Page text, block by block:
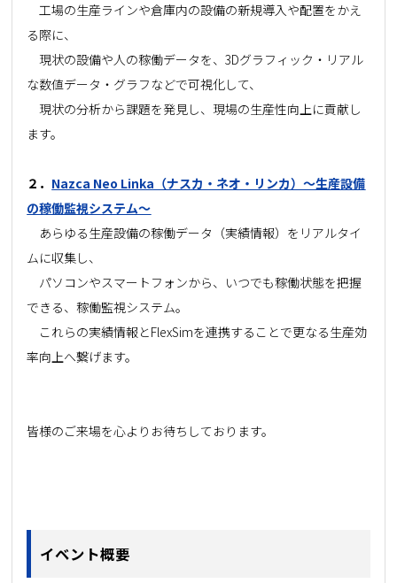
工場の生産ラインや倉庫内の設備の新規導入や配置をかえ
る際に、
現状の設備や人の稼働データを、3Dグラフィック・リアル
な数値データ・グラフなどで可視化して、
現状の分析から課題を発見し、現場の生産性向上に貢献し
ます。
２． Nazca Neo Linka（ナスカ・ネオ・リンカ）～生産設備
の稼働監視システム～
あらゆる生産設備の稼働データ（実績情報）をリアルタイ
ムに収集し、
パソコンやスマートフォンから、いつでも稼働状態を把握
できる、稼働監視システム。
これらの実績情報とFlexSimを連携することで更なる生産効
率向上へ繋げます。
皆様のご来場を心よりお待ちしております。
イベント概要